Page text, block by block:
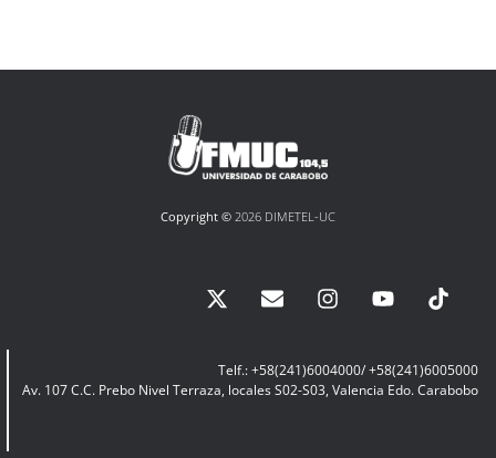
Copyright © 2026 DIMETEL-UC
Telf.: +58(241)6004000/ +58(241)6005000
Av. 107 C.C. Prebo Nivel Terraza, locales S02-S03, Valencia Edo. Carabobo